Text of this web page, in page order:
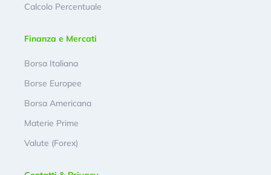
Calcolo Percentuale
Finanza e Mercati
Borsa Italiana
Borse Europee
Borsa Americana
Materie Prime
Valute (Forex)